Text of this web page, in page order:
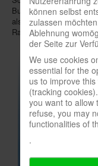
Bug, bekommt man das
als Dankeschön. Eine
Randolph: Niek Neuwahl)
können selbst
zulassen
Ablehnung
der Seite zur
We use cookies
essential for the
us to improve
(tracking
you want to allow
refuse, you may
functionalities of
.